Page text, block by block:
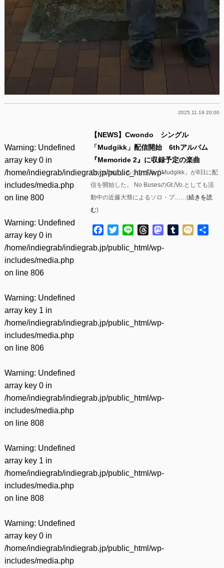
2025.11.19 20:00
Warning: Undefined
array key 0 in
/home/indiegrab/indiegrab.jp/public_html/wp-
includes/media.php
on line 800
Warning: Undefined
array key 0 in
/home/indiegrab/indiegrab.jp/public_html/wp-
includes/media.php
on line 806
Warning: Undefined
array key 1 in
/home/indiegrab/indiegrab.jp/public_html/wp-
includes/media.php
on line 806
Warning: Undefined
array key 0 in
/home/indiegrab/indiegrab.jp/public_html/wp-
includes/media.php
on line 808
Warning: Undefined
array key 1 in
/home/indiegrab/indiegrab.jp/public_html/wp-
includes/media.php
on line 808
Warning: Undefined
array key 0 in
/home/indiegrab/indiegrab.jp/public_html/wp-
includes/media.php
【NEWS】Cwondo シングル
「Mudgikk」配信開始 6thアルバム
『Memoride 2』に収録予定の楽曲
Cwondoによるシングル「Mudgikk」が8日に配
信を開始した。 No BusesのGt./Vo.としても活
動中の近藤大彗によるソロ・プ……(続きを読
む)
Facebook
TwitterLine ThreadsMastodon
Tumblr
Mixi